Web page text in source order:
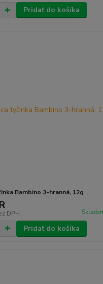
Pridať do košíka
Bambino 3-hranná, 12g
DPH
Pridať do košíka